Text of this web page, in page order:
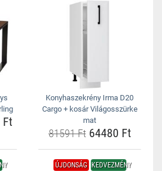
Ft
Konyhaszekrény Irma D20
Cargo + kosár Világosszürke
mat
81591 Ft64480 Ft
ÚJDONSÁG KEDVEZMÉNY